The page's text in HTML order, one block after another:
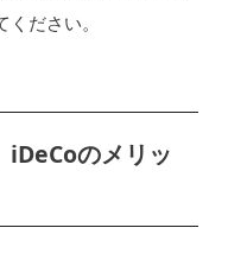
ださい。
のメリッ